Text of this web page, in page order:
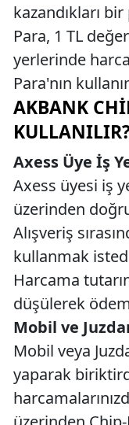
kazandıkları
Para, 1 TL
yerlerinde
Para'nın
AKBANK
Axess Üye İş
Axess üyesi iş
üzerinden
Alışveriş
kullanmak
Harcama
düşülerek
Mobil ve
Mobil veya
yaparak